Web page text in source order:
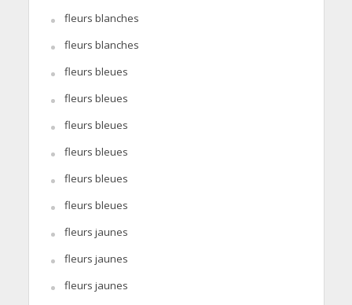
fleurs blanches
fleurs blanches
fleurs bleues
fleurs bleues
fleurs bleues
fleurs bleues
fleurs bleues
fleurs bleues
fleurs jaunes
fleurs jaunes
fleurs jaunes